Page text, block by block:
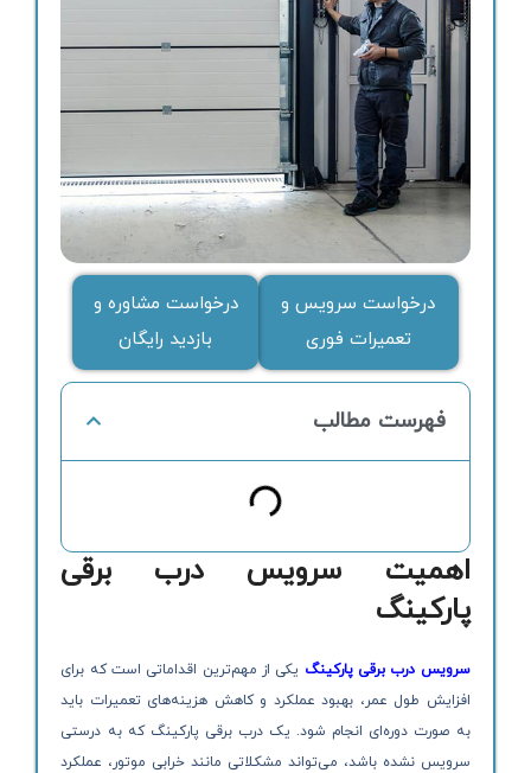
درخواست سرویس و
تعمیرات فوری
درخواست مشاوره و
بازدید رایگان
فهرست مطالب
اهمیت سرویس درب برقی
پارکینگ
سرویس درب برقی پارکینگ یکی از مهم‌ترین اقداماتی است که برای
افزایش طول عمر، بهبود عملکرد و کاهش هزینه‌های تعمیرات باید
به صورت دوره‌ای انجام شود. یک درب برقی پارکینگ که به درستی
سرویس نشده باشد، می‌تواند مشکلاتی مانند خرابی موتور، عملکرد